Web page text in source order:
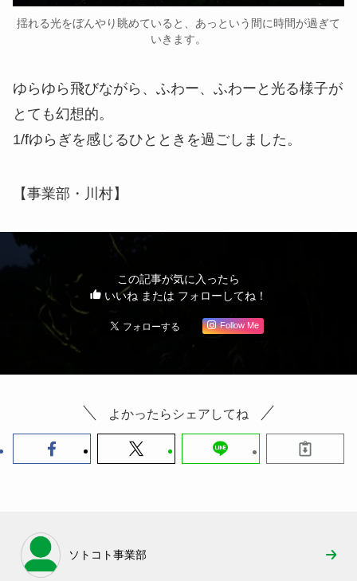
揺れる光をぼんやり眺めていると、あっという間に時間が過ぎて
いきます。
ゆらゆら飛びながら、ふわー、ふわーと光る様子が
とても幻想的。
1/fゆらぎを感じるひとときを過ごしました。
【事業部・川村】
この記事が気に入ったら
いいね または フォローしてね！
Follow Me
よかったらシェアしてね
ソトコト事業部